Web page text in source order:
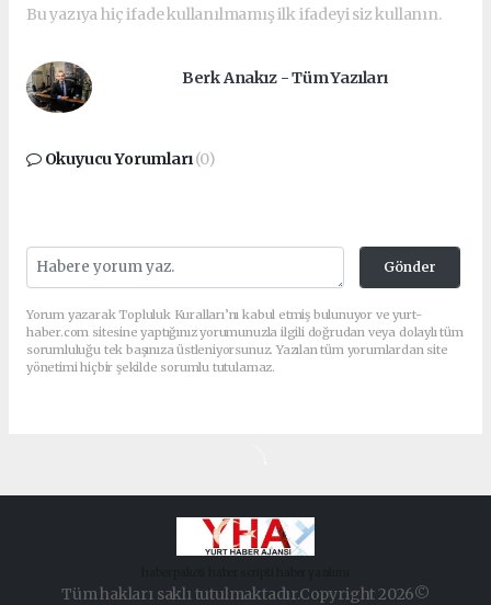
Bu yazıya hiç ifade kullanılmamış ilk ifadeyi siz kullanın.
Berk Anakız - Tüm Yazıları
Okuyucu Yorumları(0)
Gönder
Yorum yazarak Topluluk Kuralları’nı kabul etmiş bulunuyor ve yurt-
haber.com sitesine yaptığınız yorumunuzla ilgili doğrudan veya dolaylı tüm
sorumluluğu tek başınıza üstleniyorsunuz. Yazılan tüm yorumlardan site
yönetimi hiçbir şekilde sorumlu tutulamaz.
Tüm hakları saklı tutulmaktadır.Copyright 2026©